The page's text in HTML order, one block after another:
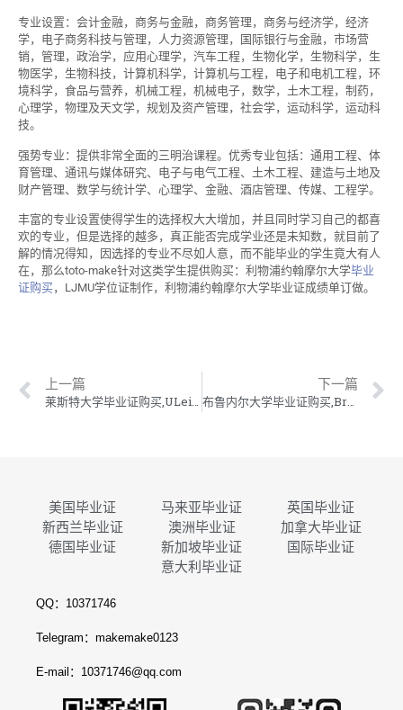
专业设置：会计金融，商务与金融，商务管理，商务与经济学，经济
学，电子商务科技与管理，人力资源管理，国际银行与金融，市场营
销，管理，政治学，应用心理学，汽车工程，生物化学，生物科学，生
物医学，生物科技，计算机科学，计算机与工程，电子和电机工程，环
境科学，食品与营养，机械工程，机械电子，数学，土木工程，制药，
心理学，物理及天文学，规划及资产管理，社会学，运动科学，运动科
技。
强势专业：提供非常全面的三明治课程。优秀专业包括：通用工程、体
育管理、通讯与媒体研究、电子与电气工程、土木工程、建造与土地及
财产管理、数学与统计学、心理学、金融、酒店管理、传媒、工程学。
丰富的专业设置使得学生的选择权大大增加，并且同时学习自己的都喜
欢的专业，但是选择的越多，真正能否完成学业还是未知数，就目前了
解的情况得知，因选择的专业不尽如人意，而不能毕业的学生竟大有人
在，那么toto-make针对这类学生提供购买：利物浦约翰摩尔大学毕业
证购买，LJMU学位证制作，利物浦约翰摩尔大学毕业证成绩单订做。
上一篇
莱斯特大学毕业证购买,ULeicester学位证制作,莱斯特大学毕业证成绩单订做
下一篇
布鲁内尔大学毕业证购买,Brunel学位证制作,布鲁内尔大学毕业证成绩单订做
美国毕业证 马来亚毕业证
英国毕业证
新西兰毕业证
澳洲毕业证
加拿大毕业证
德国毕业证
新加坡毕业证
国际毕业证
意大利毕业证
QQ：10371746
Telegram：makemake0123
E-mail：10371746@qq.com